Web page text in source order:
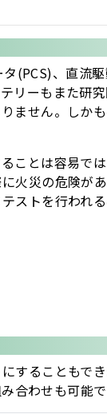
(PCS)、直流
ーもまた研
ません。しか
ことは容易で
災の危険が
ストを行われ
することもで
合わせも可能で